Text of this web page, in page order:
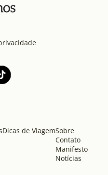
Dicas de ViagemSobre
Contato
Manifesto
Notícias